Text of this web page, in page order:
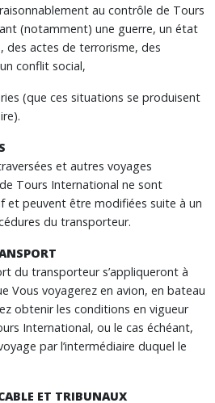
au contrôle de Tours
(notamment) une guerre, un état
des actes de terrorisme, des
conflit social,
(que ces situations se produisent
et autres voyages
Tours International ne sont
et peuvent être modifiées suite à un
du transporteur.
du transporteur s’appliqueront à
Vous voyagerez en avion, en bateau
obtenir les conditions en vigueur
International, ou le cas échéant,
par l’intermédiaire duquel le
ET TRIBUNAUX